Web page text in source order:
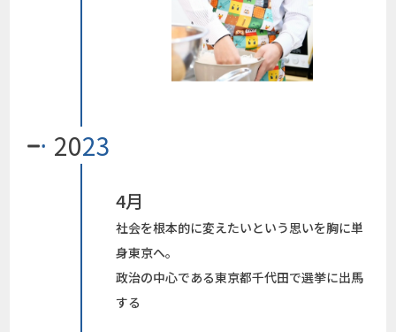
2023
4月
社会を根本的に変えたいという思いを胸に単
身東京へ。
政治の中心である東京都千代田で選挙に出馬
する